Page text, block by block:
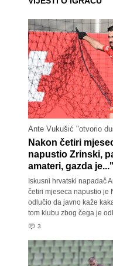
Ante Vukušić "otvorio
Nakon četiri
napustio Zrinski,
amateri, gazda je..."
Iskusni hrvatski napadač
četiri mjeseca napustio je
odlučio da javno kaže
tom klubu zbog čega je
3